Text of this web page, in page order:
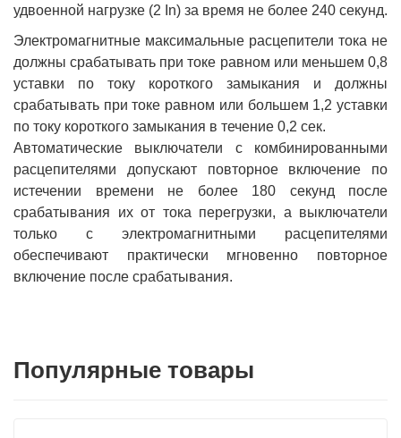
удвоенной нагрузке (2 In) за время не более 240 секунд.
Электромагнитные максимальные расцепители тока не
должны срабатывать при токе равном или меньшем 0,8
уставки по току короткого замыкания и должны
срабатывать при токе равном или большем 1,2 уставки
по току короткого замыкания в течение 0,2 сек.
Автоматические выключатели с комбинированными
расцепителями допускают повторное включение по
истечении времени не более 180 секунд после
срабатывания их от тока перегрузки, а выключатели
только с электромагнитными расцепителями
обеспечивают практически мгновенно повторное
включение после срабатывания.
Популярные товары